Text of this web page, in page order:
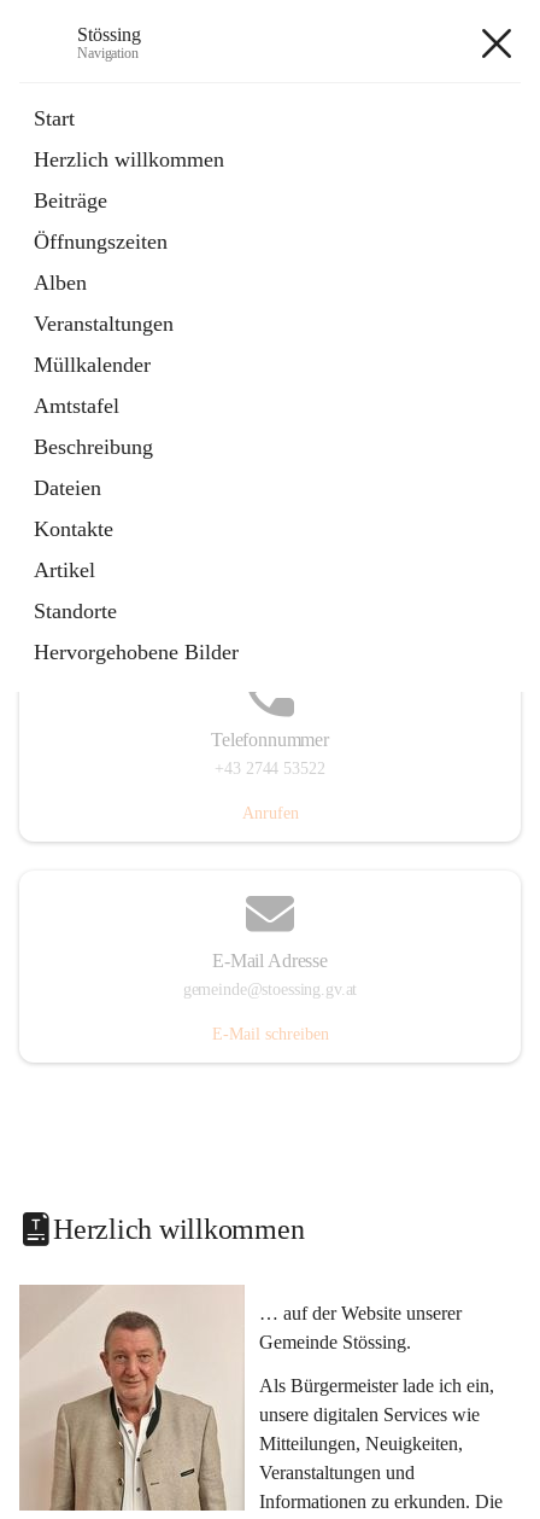
Stössing
Navigation
Start
Herzlich willkommen
Beiträge
Öffnungszeiten
Alben
Veranstaltungen
Müllkalender
Amtstafel
Beschreibung
Dateien
Kontakte
Artikel
Standorte
Hervorgehobene Bilder
Datei
in
Tab
Kindergarten
öffnet
in
neuem
Tab
Telefonnummer
+43 2744 53522
Anrufen
E-Mail Adresse
gemeinde@stoessing.gv.at
E-Mail schreiben
Herzlich willkommen
… auf der Website unserer
Gemeinde Stössing.
Als Bürgermeister lade ich ein,
unsere digitalen Services wie
Mitteilungen, Neuigkeiten,
Veranstaltungen und
Informationen zu erkunden. Die